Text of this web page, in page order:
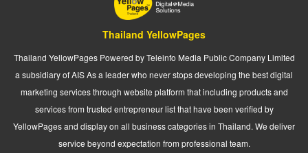
Thailand YellowPages
Thailand YellowPages Powered by Teleinfo Media Public Company Limited
a subsidiary of AIS As a leader who never stops developing the best digital
marketing services through website platform that including products and
services from trusted entrepreneur list that have been verified by
YellowPages and display on all business categories in Thailand. We deliver
service beyond expectation from professional team.